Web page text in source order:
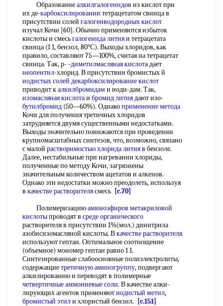
Образованиеалкилгалогенидов из кислот при
их де-карбоксилировании тетрацетатом свинца в
присутствии солей галогенводородных кислот
изучал Кочи [60]. Обычно применяются избыток
кислоты и смесьгалогенида литияи тетрацетата
свинца (1 1, бензол, 80°С). Выходы хлоридов, как
правило, составляют 75—100%, считая на тетрацетат
свинца. Так, р- -диметилмасляная кислотадает
неопентил-хлорид. В присутствии бромистых й
иодистых солей декарбоксилирование кислот
приводит калкилбромидами иоди-дам. Так,
изомасляная кислотаи бромид литиядают изо-
бутилбромид (50—60%). Однакоприменение метода
Кочи для получения третичных хлоридов
затрудняется двумя существенными недостатками.
Выходы значительно понижаются при проведении
крупномасштабных синтезов, что, возможно, связано
с малой растворимостью хлорида литияв бензоле.
Далее, нестабильные при нагревании хлориды,
полученные по методу Кочи, загрязнены
значительным количеством ацетатов и алкенов.
Однако эти недостатки можно преодолеть, используя
в качестве растворителясмесь [c.70]
Полимеризациюаминоэфиров метакриловой
кислотыпроводят в среде органического
растворителя в присутствии 1%(мол.) динитрила
азобисизомасляной кислоты. Вкачестве растворителя
используют гептан. Оптимальное соотнощение
(объемное) мономер гептан равно 1 1.
Синтезированные слабоосновные полиэлектролиты,
содержащиетретичную аминогруппу, подвергают
алкилированию и переводят в полимерные
четвертичные аммониевые соли. В качестве алки-
лирующих агентов применяютиодистый метил,
бромистый этили хлористый бензил. [c.151]